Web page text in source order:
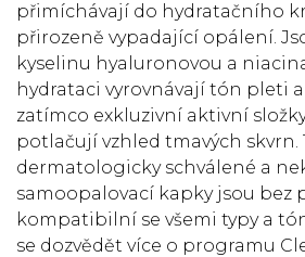
přimíchávají do hydratačního
přirozeně vypadající opálení.
kyselinu hyaluronovou a
hydrataci vyrovnávají tón pleti
zatímco exkluzivní aktivní
potlačují vzhled tmavých skvrn.
dermatologicky schválené a
samoopalovací kapky jsou bez
kompatibilní se všemi typy a
se dozvědět více o programu